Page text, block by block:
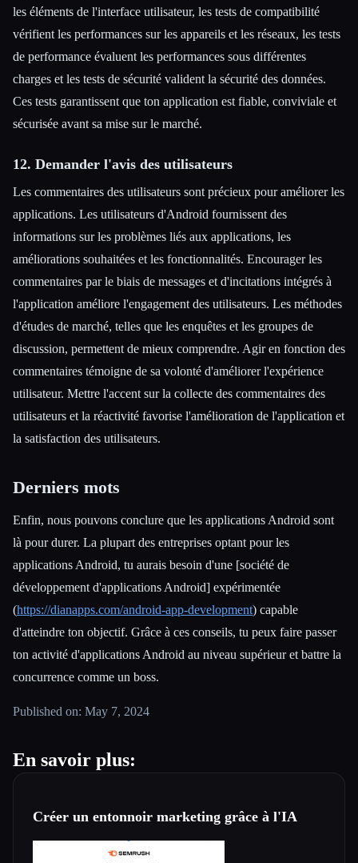
les éléments de l'interface utilisateur, les tests de compatibilité
vérifient les performances sur les appareils et les réseaux, les tests
de performance évaluent les performances sous différentes
charges et les tests de sécurité valident la sécurité des données.
Ces tests garantissent que ton application est fiable, conviviale et
sécurisée avant sa mise sur le marché.
12. Demander l'avis des utilisateurs
Les commentaires des utilisateurs sont précieux pour améliorer les
applications. Les utilisateurs d'Android fournissent des
informations sur les problèmes liés aux applications, les
améliorations souhaitées et les fonctionnalités. Encourager les
commentaires par le biais de messages et d'incitations intégrés à
l'application améliore l'engagement des utilisateurs. Les méthodes
d'études de marché, telles que les enquêtes et les groupes de
discussion, permettent de mieux comprendre. Agir en fonction des
commentaires témoigne de sa volonté d'améliorer l'expérience
utilisateur. Mettre l'accent sur la collecte des commentaires des
utilisateurs et la réactivité favorise l'amélioration de l'application et
la satisfaction des utilisateurs.
Derniers mots
Enfin, nous pouvons conclure que les applications Android sont
là pour durer. La plupart des entreprises optant pour les
applications Android, tu aurais besoin d'une [société de
développement d'applications Android] expérimentée
(https://dianapps.com/android-app-development) capable
d'atteindre ton objectif. Grâce à ces conseils, tu peux faire passer
ton activité d'applications Android au niveau supérieur et battre la
concurrence comme un boss.
Published on: May 7, 2024
En savoir plus:
Créer un entonnoir marketing grâce à l'IA